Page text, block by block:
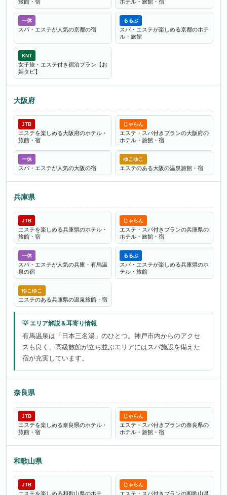
旅館・宿
ホテル・旅館・宿
一休
スパ・エステが人気の京都の宿
るるぶ
スパ・エステが楽しめる京都のホテ
ル・旅館
KNT
女子旅・エステ付き宿泊プラン【お
姫タビ】
大阪府
JTB
エステを楽しめる大阪府のホテル・
旅館・宿
じゃらん
エステ・スパ付きプランの大阪府の
ホテル・旅館・宿
一休
スパ・エステが人気の大阪の宿
ゆこゆこ
エステのある大阪の温泉旅館・宿
兵庫県
JTB
エステを楽しめる兵庫県のホテル・
旅館・宿
じゃらん
エステ・スパ付きプランの兵庫県の
ホテル・旅館・宿
一休
スパ・エステが人気の兵庫・有馬温
泉の宿
るるぶ
スパ・エステが楽しめる兵庫県のホ
テル・旅館
ゆこゆこ
エステのある兵庫県の温泉旅館・宿
有馬温泉は「日本三名湯」のひとつ。神戸市内からのアクセ
スも良く、高級旅館が立ち並ぶエリアにはスパ施設を備えた
宿が充実しています。
奈良県
JTB
エステを楽しめる奈良県のホテル・
旅館・宿
じゃらん
エステ・スパ付きプランの奈良県の
ホテル・旅館・宿
和歌山県
JTB
エステを楽しめる和歌山県のホテ
じゃらん
エステ・スパ付きプランの和歌山県